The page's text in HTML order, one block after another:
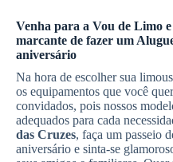
Venha para a Vou de Limo
marcante de fazer um
aniversário
Na hora de escolher sua
os equipamentos que você
convidados, pois nossos
adequados para cada
das Cruzes, faça um passeio
aniversário e sinta-se